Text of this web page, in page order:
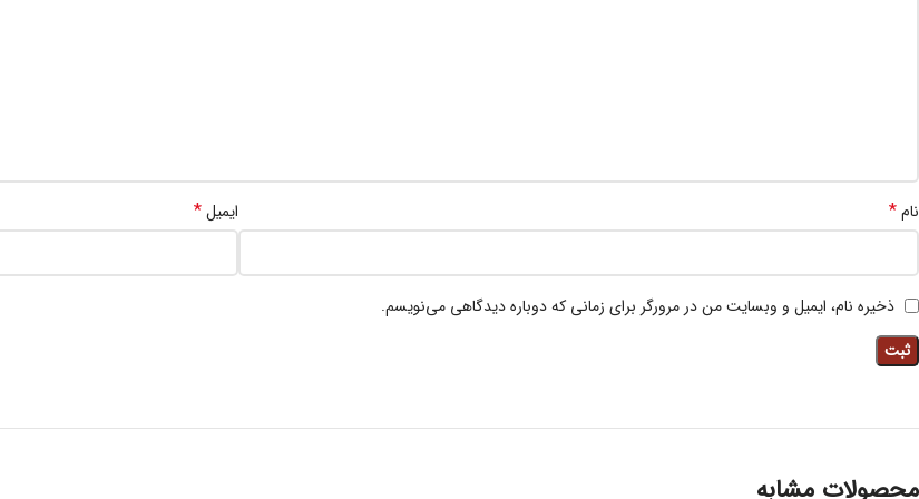
نام* ایمیل*
ذخیره نام، ایمیل و وبسایت من در مرورگر برای زمانی که دوباره دیدگاهی می‌نویسم.
محصولات مشابه